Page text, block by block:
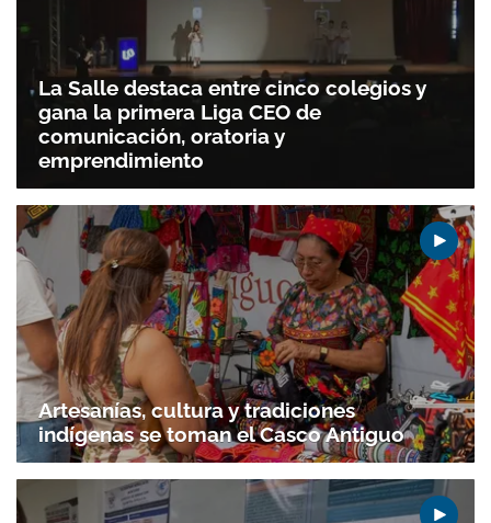
La Salle destaca entre cinco colegios y
gana la primera Liga CEO de
comunicación, oratoria y
emprendimiento
Artesanías, cultura y tradiciones
indígenas se toman el Casco Antiguo